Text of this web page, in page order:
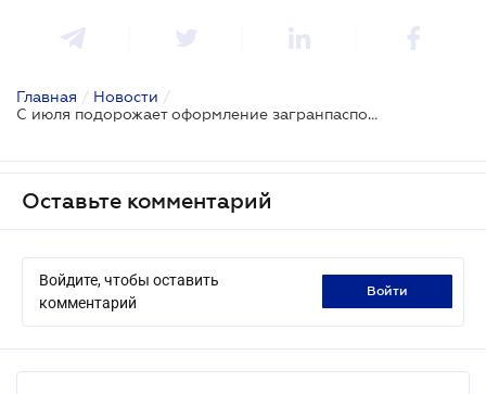
Главная / Новости /
С июля подорожает оформление загранпаспорта
Оставьте комментарий
Войдите, чтобы оставить
комментарий
войти